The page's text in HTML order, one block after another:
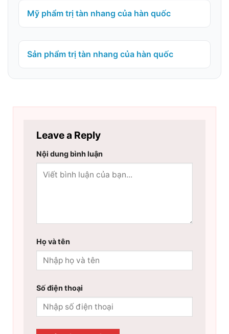
Mỹ phẩm trị tàn nhang của hàn quốc
Sản phẩm trị tàn nhang của hàn quốc
Leave a Reply
Nội dung bình luận
Họ và tên
Số điện thoại